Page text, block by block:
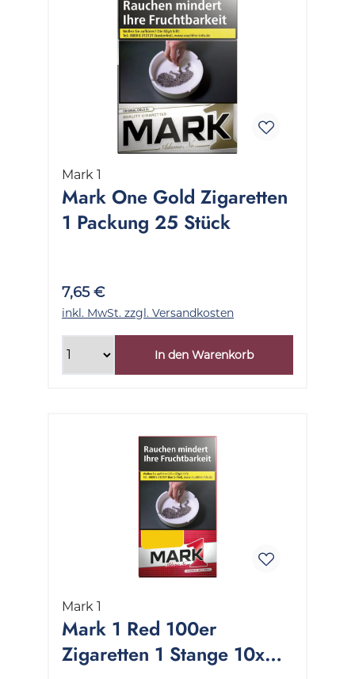
Mark 1
Mark One Gold Zigaretten
1 Packung 25 Stück
7,65 €
inkl. MwSt. zzgl. Versandkosten
In den Warenkorb
Mark 1
Mark 1 Red 100er
Zigaretten 1 Stange 10x20